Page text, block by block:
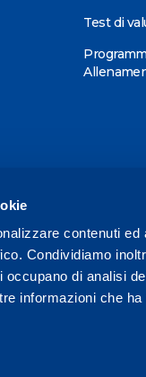
contenuti
Condividiamo
di analisi
informazioni che
Test di